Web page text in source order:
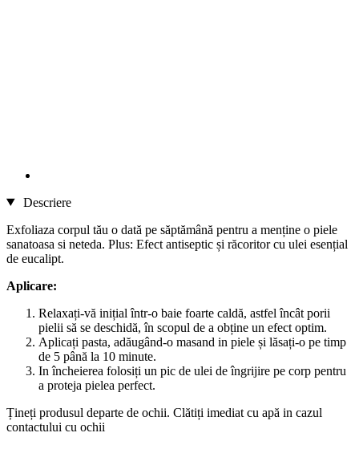
Descriere
Exfoliaza corpul tău o dată pe săptămână pentru a menține o piele
sanatoasa si neteda. Plus: Efect antiseptic și răcoritor cu ulei esențial
de eucalipt.
Aplicare:
Relaxați-vă inițial într-o baie foarte caldă, astfel încât porii
pielii să se deschidă, în scopul de a obține un efect optim.
Aplicați pasta, adăugând-o masand in piele și lăsați-o pe timp
de 5 până la 10 minute.
In încheierea folosiți un pic de ulei de îngrijire pe corp pentru
a proteja pielea perfect.
Țineți produsul departe de ochii. Clătiți imediat cu apă in cazul
contactului cu ochii